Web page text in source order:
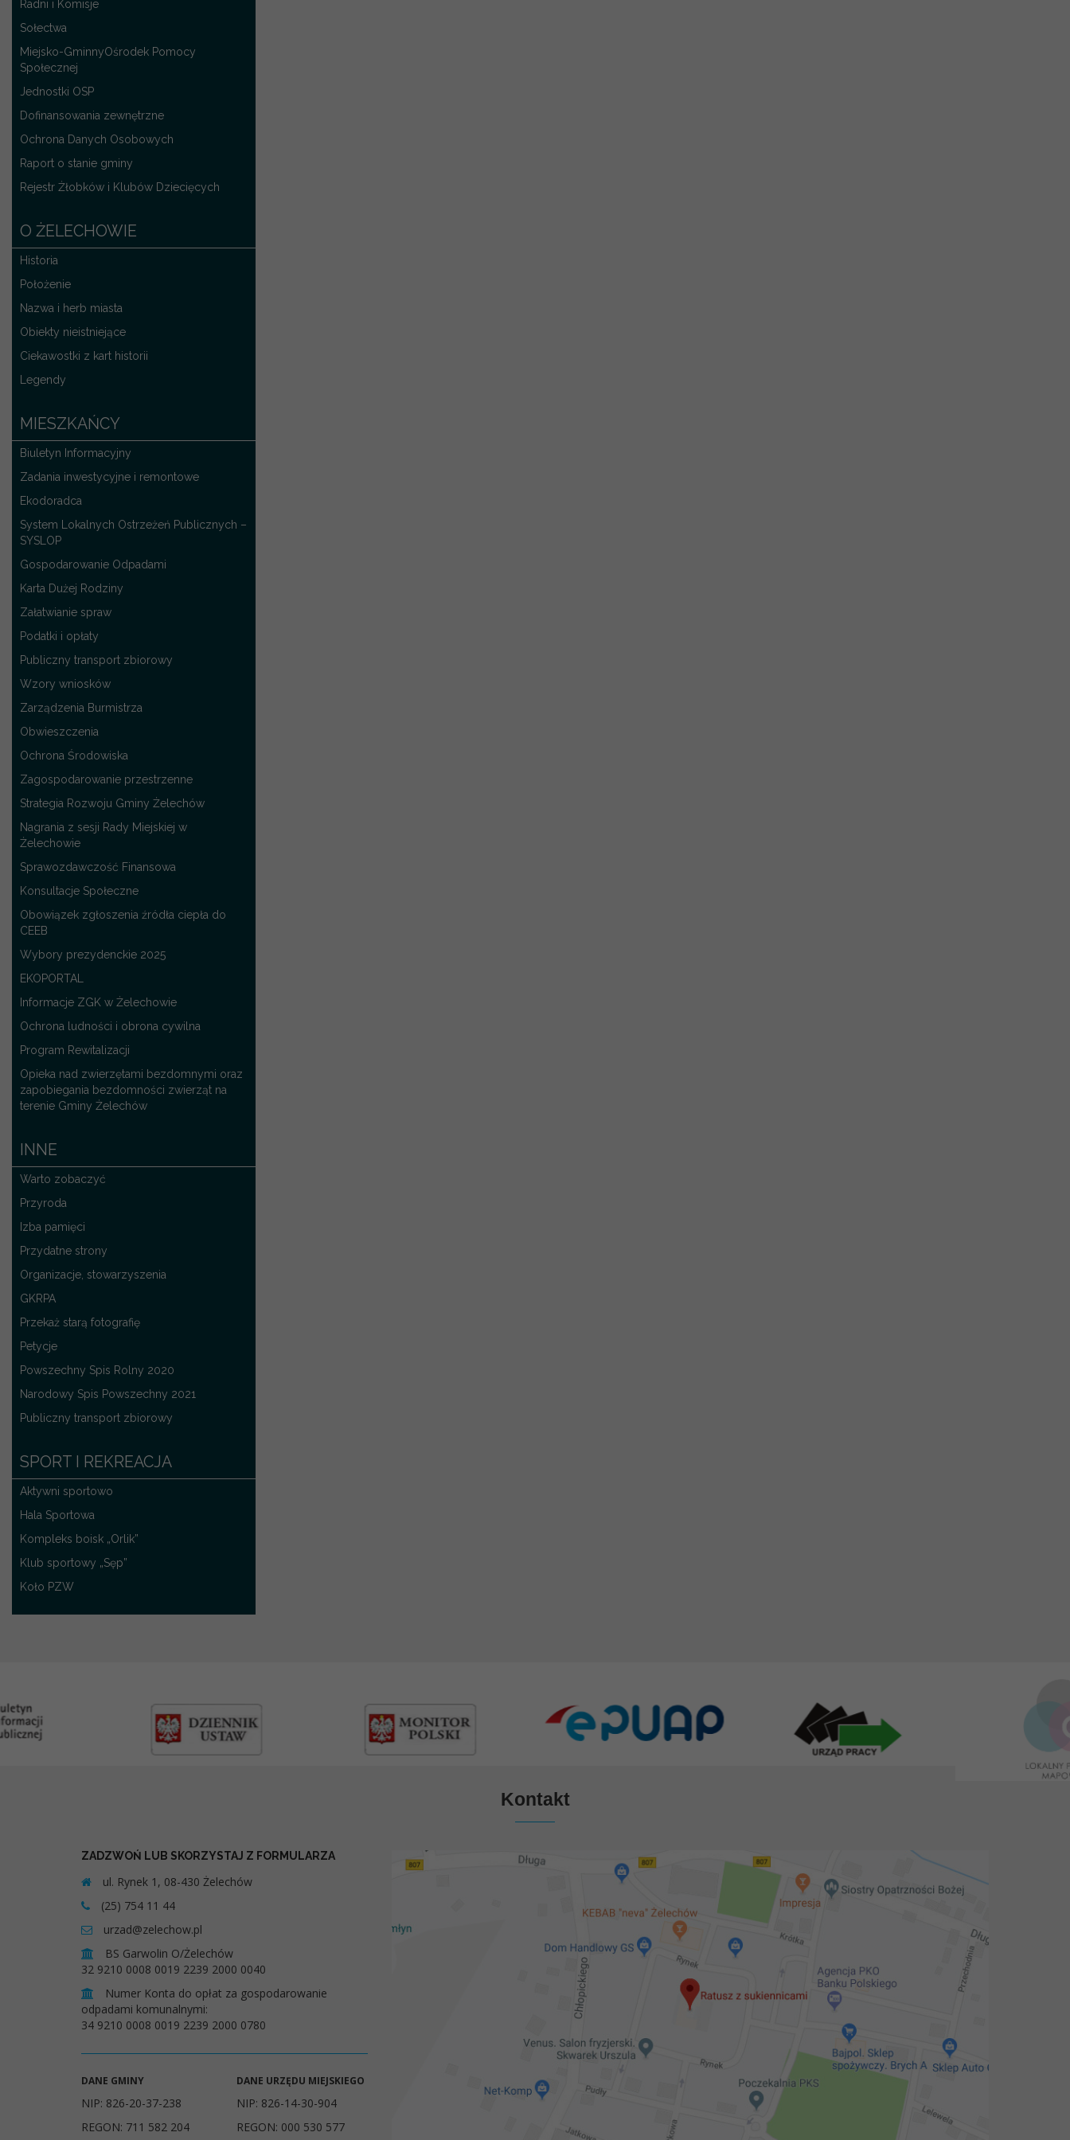
Radni i Komisje
Sołectwa
Miejsko-GminnyOśrodek Pomocy
Społecznej
Jednostki OSP
Dofinansowania zewnętrzne
Ochrona Danych Osobowych
Raport o stanie gminy
Rejestr Żłobków i Klubów Dziecięcych
O ŻELECHOWIE
Historia
Położenie
Nazwa i herb miasta
Obiekty nieistniejące
Ciekawostki z kart historii
Legendy
MIESZKAŃCY
Biuletyn Informacyjny
Zadania inwestycyjne i remontowe
Ekodoradca
System Lokalnych Ostrzeżeń Publicznych –
SYSLOP
Gospodarowanie Odpadami
Karta Dużej Rodziny
Załatwianie spraw
Podatki i opłaty
Publiczny transport zbiorowy
Wzory wniosków
Zarządzenia Burmistrza
Obwieszczenia
Ochrona Środowiska
Zagospodarowanie przestrzenne
Strategia Rozwoju Gminy Żelechów
Nagrania z sesji Rady Miejskiej w
Żelechowie
Sprawozdawczość Finansowa
Konsultacje Społeczne
Obowiązek zgłoszenia źródła ciepła do
CEEB
Wybory prezydenckie 2025
EKOPORTAL
Informacje ZGK w Żelechowie
Ochrona ludności i obrona cywilna
Program Rewitalizacji
Opieka nad zwierzętami bezdomnymi oraz
zapobiegania bezdomności zwierząt na
terenie Gminy Żelechów
INNE
Warto zobaczyć
Przyroda
Izba pamięci
Przydatne strony
Organizacje, stowarzyszenia
GKRPA
Przekaż starą fotografię
Petycje
Powszechny Spis Rolny 2020
Narodowy Spis Powszechny 2021
Publiczny transport zbiorowy
SPORT I REKREACJA
Aktywni sportowo
Hala Sportowa
Kompleks boisk „Orlik”
Klub sportowy „Sęp”
Koło PZW
Kontakt
ZADZWOŃ LUB SKORZYSTAJ Z FORMULARZA
ul. Rynek 1, 08-430 Żelechów
(25) 754 11 44
urzad@zelechow.pl
BS Garwolin O/Żelechów
32 9210 0008 0019 2239 2000 0040
Numer Konta do opłat za gospodarowanie
odpadami komunalnymi:
34 9210 0008 0019 2239 2000 0780
DANE GMINY
NIP: 826-20-37-238
REGON: 711 582 204
DANE URZĘDU MIEJSKIEGO
NIP: 826-14-30-904
REGON: 000 530 577